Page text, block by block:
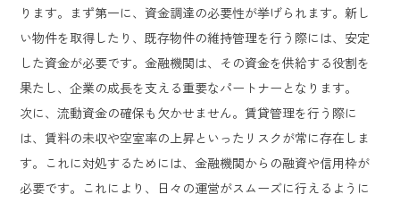
ります。まず第一に、資金調達の必要性が挙げられます。新し
い物件を取得したり、既存物件の維持管理を行う際には、安定
した資金が必要です。金融機関は、その資金を供給する役割を
果たし、企業の成長を支える重要なパートナーとなります。
次に、流動資金の確保も欠かせません。賃貸管理を行う際に
は、賃料の未収や空室率の上昇といったリスクが常に存在しま
す。これに対処するためには、金融機関からの融資や信用枠が
必要です。これにより、日々の運営がスムーズに行えるように